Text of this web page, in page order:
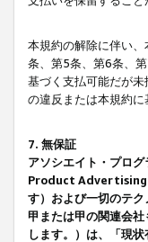
本規約の解除に伴い
条、第5条、第6条、
基づく支払可能だが
の違反または本規約
7. 無保証
アソシエイト・プロ
Product Advertising
す）および一切のテ
甲または甲の関連会
します。）は、「現